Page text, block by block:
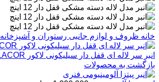
خانه ظروف و لوازم جانبی رستوران و آشپزخانه
انبر سر لاله ای قفل دار سیلیکونی لاکور LACOR
بازگشت به محصولات